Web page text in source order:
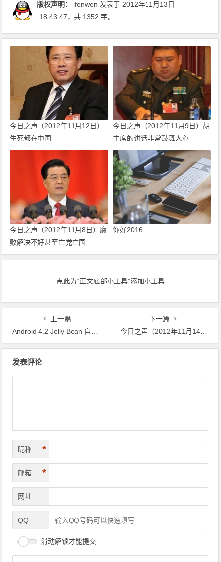
版权声明： ifenwen 发表于 2012年11月13日
18:43:47，共 1352 字。
今日之声（2012年11月12日）
生死都在中国
今日之声（2012年11月9日）胡
主席的讲话非常鼓舞人心
今日之声（2012年11月8日）腐
败解决不好甚至亡党亡国
你好2016
点此为“正文底部小工具”添加小工具
上一篇
Android 4.2 Jelly Bean 自带应用魅力指南
下一篇
今日之声（2012年11月14日）党员是用特殊材料做成的
发表评论
昵称 *
邮箱 *
网址
QQ
滑动解锁才能提交